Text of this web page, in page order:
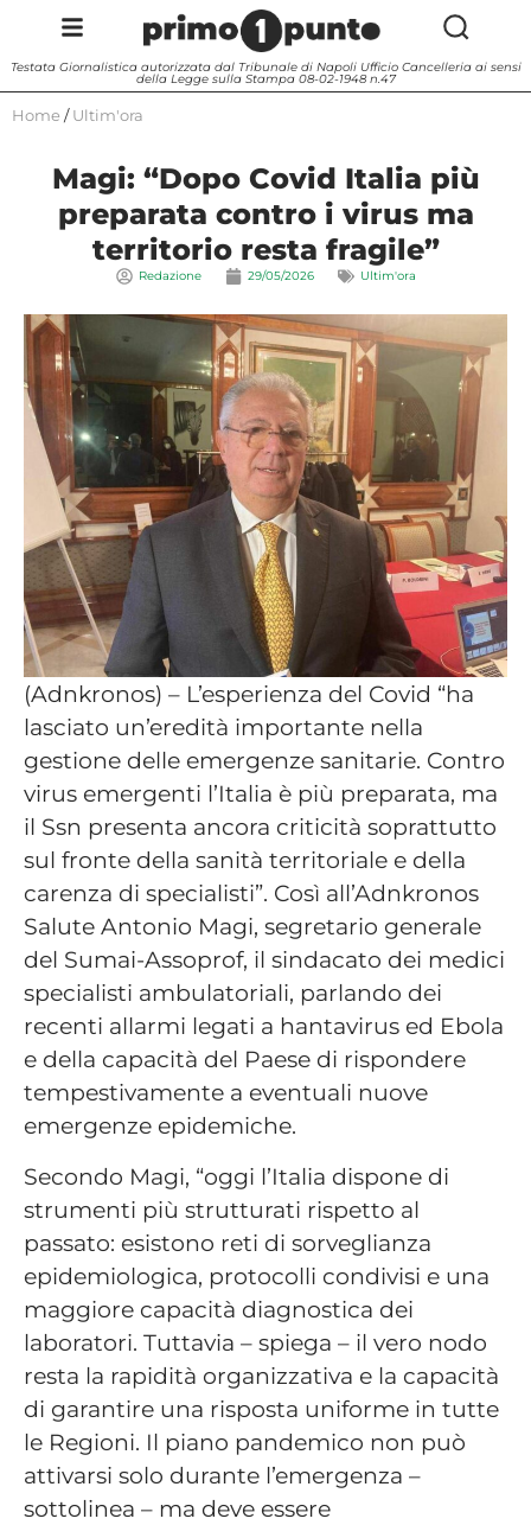
Testata Giornalistica autorizzata dal Tribunale di Napoli Ufficio Cancelleria ai sensi
della Legge sulla Stampa 08-02-1948 n.47
Home / Ultim'ora
Magi: “Dopo Covid Italia più
preparata contro i virus ma
territorio resta fragile”
Redazione 29/05/2026 Ultim'ora
(Adnkronos) – L’esperienza del Covid “ha
lasciato un’eredità importante nella
gestione delle emergenze sanitarie. Contro
virus emergenti l’Italia è più preparata, ma
il Ssn presenta ancora criticità soprattutto
sul fronte della sanità territoriale e della
carenza di specialisti”. Così all’Adnkronos
Salute Antonio Magi, segretario generale
del Sumai-Assoprof, il sindacato dei medici
specialisti ambulatoriali, parlando dei
recenti allarmi legati a hantavirus ed Ebola
e della capacità del Paese di rispondere
tempestivamente a eventuali nuove
emergenze epidemiche.
Secondo Magi, “oggi l’Italia dispone di
strumenti più strutturati rispetto al
passato: esistono reti di sorveglianza
epidemiologica, protocolli condivisi e una
maggiore capacità diagnostica dei
laboratori. Tuttavia – spiega – il vero nodo
resta la rapidità organizzativa e la capacità
di garantire una risposta uniforme in tutte
le Regioni. Il piano pandemico non può
attivarsi solo durante l’emergenza –
sottolinea – ma deve essere